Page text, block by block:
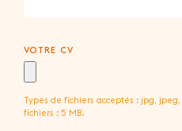
VOTRE CV
Types de fichiers acceptés : jpg,
fichiers : 5 MB.